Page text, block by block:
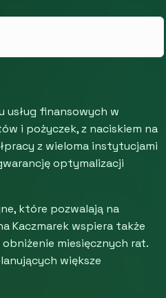
usług finansowych w
i pożyczek, z naciskiem na
z wieloma instytucjami
optymalizacji
które pozwalają na
Kaczmarek wspiera także
miesięcznych rat.
większe